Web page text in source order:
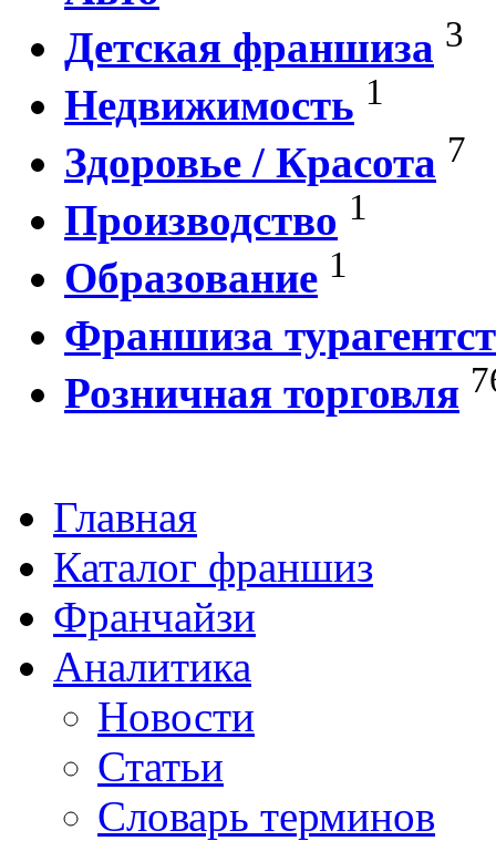
Детская франшиза 3
Недвижимость 1
Здоровье / Красота 7
Производство 1
Образование 1
Франшиза
Розничная торговля
Главная
Каталог франшиз
Франчайзи
Аналитика
Новости
Статьи
Словарь терминов